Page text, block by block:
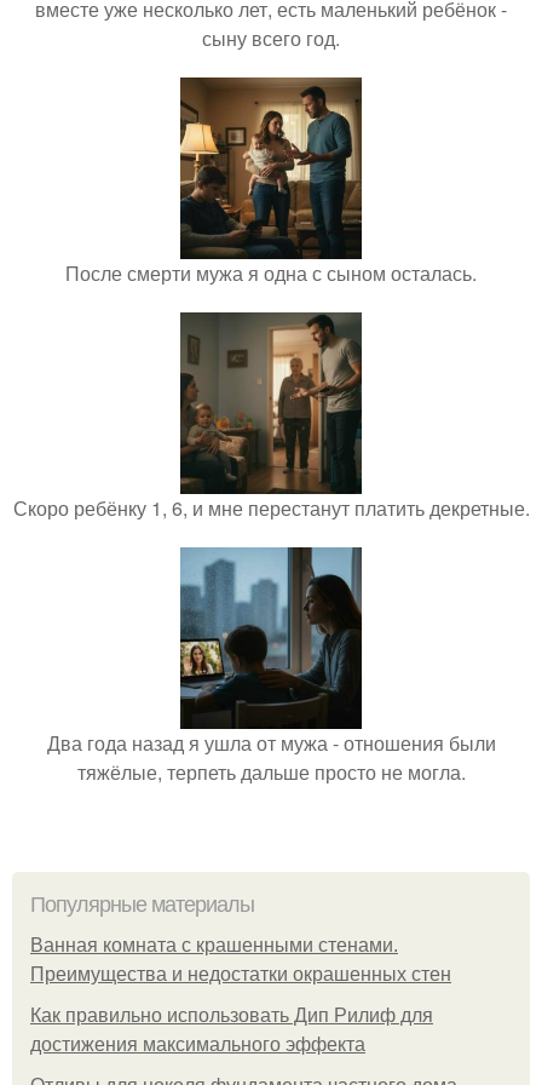
вместе уже несколько лет, есть маленький ребёнок -
сыну всего год.
После смерти мужа я одна с сыном осталась.
Скоро ребёнку 1, 6, и мне перестанут платить декретные.
Два года назад я ушла от мужа - отношения были
тяжёлые, терпеть дальше просто не могла.
Популярные материалы
Ванная комната с крашенными стенами.
Преимущества и недостатки окрашенных стен
Как правильно использовать Дип Рилиф для
достижения максимального эффекта